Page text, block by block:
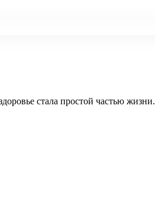
стала простой частью жизни.